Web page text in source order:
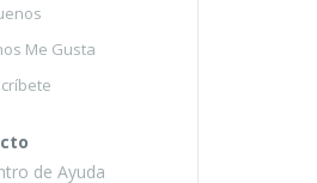
Me Gusta
de Ayuda